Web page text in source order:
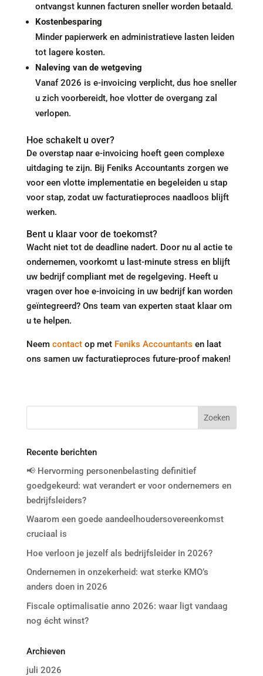
ontvangst kunnen facturen sneller worden betaald.
Kostenbesparing
Minder papierwerk en administratieve lasten leiden
tot lagere kosten.
Naleving van de wetgeving
Vanaf 2026 is e-invoicing verplicht, dus hoe sneller
u zich voorbereidt, hoe vlotter de overgang zal
verlopen.
Hoe schakelt u over?
De overstap naar e-invoicing hoeft geen complexe
uitdaging te zijn. Bij Feniks Accountants zorgen we
voor een vlotte implementatie en begeleiden u stap
voor stap, zodat uw facturatieproces naadloos blijft
werken.
Bent u klaar voor de toekomst?
Wacht niet tot de deadline nadert. Door nu al actie te
ondernemen, voorkomt u last-minute stress en blijft
uw bedrijf compliant met de regelgeving. Heeft u
vragen over hoe e-invoicing in uw bedrijf kan worden
geïntegreerd? Ons team van experten staat klaar om
u te helpen.
Neem contactop met Feniks Accountants en laat
ons samen uw facturatieproces future-proof maken!
Recente berichten
📢 Hervorming personenbelasting definitief
goedgekeurd: wat verandert er voor ondernemers en
bedrijfsleiders?
Waarom een goede aandeelhoudersovereenkomst
cruciaal is
Hoe verloon je jezelf als bedrijfsleider in 2026?
Ondernemen in onzekerheid: wat sterke KMO’s
anders doen in 2026
Fiscale optimalisatie anno 2026: waar ligt vandaag
nog écht winst?
Archieven
juli 2026